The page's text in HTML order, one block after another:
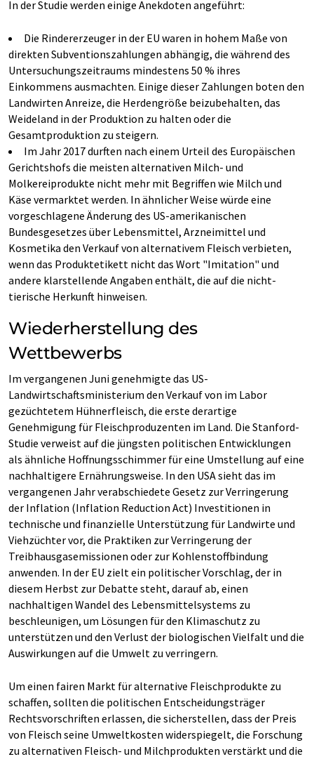
In der Studie werden einige Anekdoten angeführt:
Die Rindererzeuger in der EU waren in hohem Maße von
direkten Subventionszahlungen abhängig, die während des
Untersuchungszeitraums mindestens 50 % ihres
Einkommens ausmachten. Einige dieser Zahlungen boten den
Landwirten Anreize, die Herdengröße beizubehalten, das
Weideland in der Produktion zu halten oder die
Gesamtproduktion zu steigern.
Im Jahr 2017 durften nach einem Urteil des Europäischen
Gerichtshofs die meisten alternativen Milch- und
Molkereiprodukte nicht mehr mit Begriffen wie Milch und
Käse vermarktet werden. In ähnlicher Weise würde eine
vorgeschlagene Änderung des US-amerikanischen
Bundesgesetzes über Lebensmittel, Arzneimittel und
Kosmetika den Verkauf von alternativem Fleisch verbieten,
wenn das Produktetikett nicht das Wort "Imitation" und
andere klarstellende Angaben enthält, die auf die nicht-
tierische Herkunft hinweisen.
Wiederherstellung des
Wettbewerbs
Im vergangenen Juni genehmigte das US-
Landwirtschaftsministerium den Verkauf von im Labor
gezüchtetem Hühnerfleisch, die erste derartige
Genehmigung für Fleischproduzenten im Land. Die Stanford-
Studie verweist auf die jüngsten politischen Entwicklungen
als ähnliche Hoffnungsschimmer für eine Umstellung auf eine
nachhaltigere Ernährungsweise. In den USA sieht das im
vergangenen Jahr verabschiedete Gesetz zur Verringerung
der Inflation (Inflation Reduction Act) Investitionen in
technische und finanzielle Unterstützung für Landwirte und
Viehzüchter vor, die Praktiken zur Verringerung der
Treibhausgasemissionen oder zur Kohlenstoffbindung
anwenden. In der EU zielt ein politischer Vorschlag, der in
diesem Herbst zur Debatte steht, darauf ab, einen
nachhaltigen Wandel des Lebensmittelsystems zu
beschleunigen, um Lösungen für den Klimaschutz zu
unterstützen und den Verlust der biologischen Vielfalt und die
Auswirkungen auf die Umwelt zu verringern.
Um einen fairen Markt für alternative Fleischprodukte zu
schaffen, sollten die politischen Entscheidungsträger
Rechtsvorschriften erlassen, die sicherstellen, dass der Preis
von Fleisch seine Umweltkosten widerspiegelt, die Forschung
zu alternativen Fleisch- und Milchprodukten verstärkt und die